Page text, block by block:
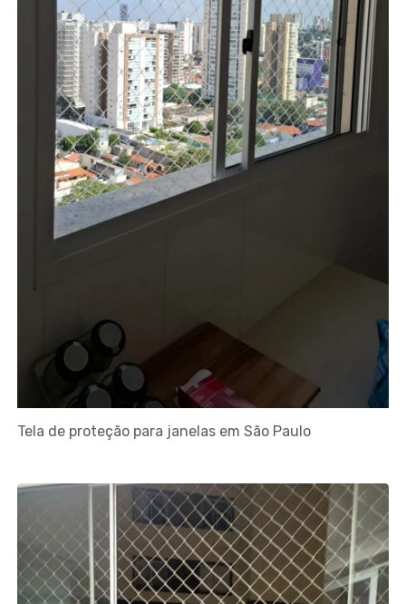
Tela de proteção para janelas em São Paulo